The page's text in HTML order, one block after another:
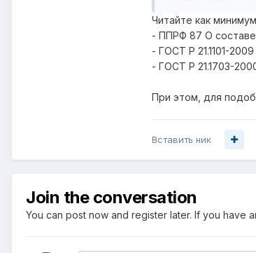
Читайте как
- ППРФ 87 О составе
- ГОСТ Р 21.1101-
- ГОСТ Р 21.1703-
При этом, для
Вставить ник
Join the conversation
You can post now and register later. If you have